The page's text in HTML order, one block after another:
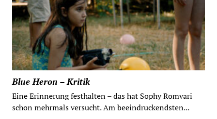
Blue Heron – Kritik
Eine Erinnerung festhalten – das hat Sophy Romvari
schon mehrmals versucht. Am beeindruckendsten...